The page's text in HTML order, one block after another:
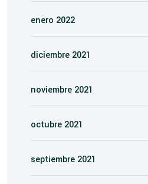
enero 2022
diciembre 2021
noviembre 2021
octubre 2021
septiembre 2021